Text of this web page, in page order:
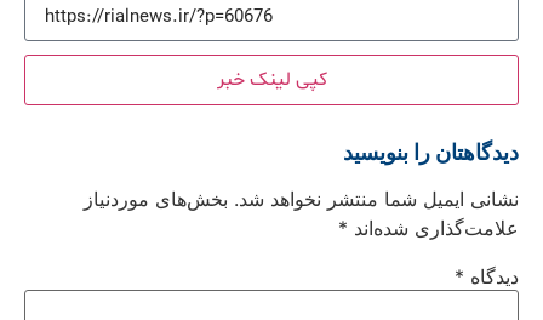
کپی لینک خبر
دیدگاهتان را بنویسید
نشانی ایمیل شما منتشر نخواهد شد. بخش‌های موردنیاز
علامت‌گذاری شده‌اند *
دیدگاه *